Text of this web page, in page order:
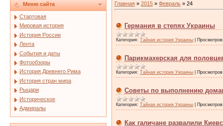
Меню сайта
Стартовая
Мировая история
История России
Лента
События и даты
Фотообзоры
История Древнего Рима
История стран мира
Рыцари
Историческое
Адмиралы
Главная » 2015 » Февраль » 24
Германия в степях Украины
Категория: Тайная история Украины
Парикмахерская для
Категория: Тайная история Украины
Советы по выполнению
Категория: Тайная история Украины
Как галичане развалили